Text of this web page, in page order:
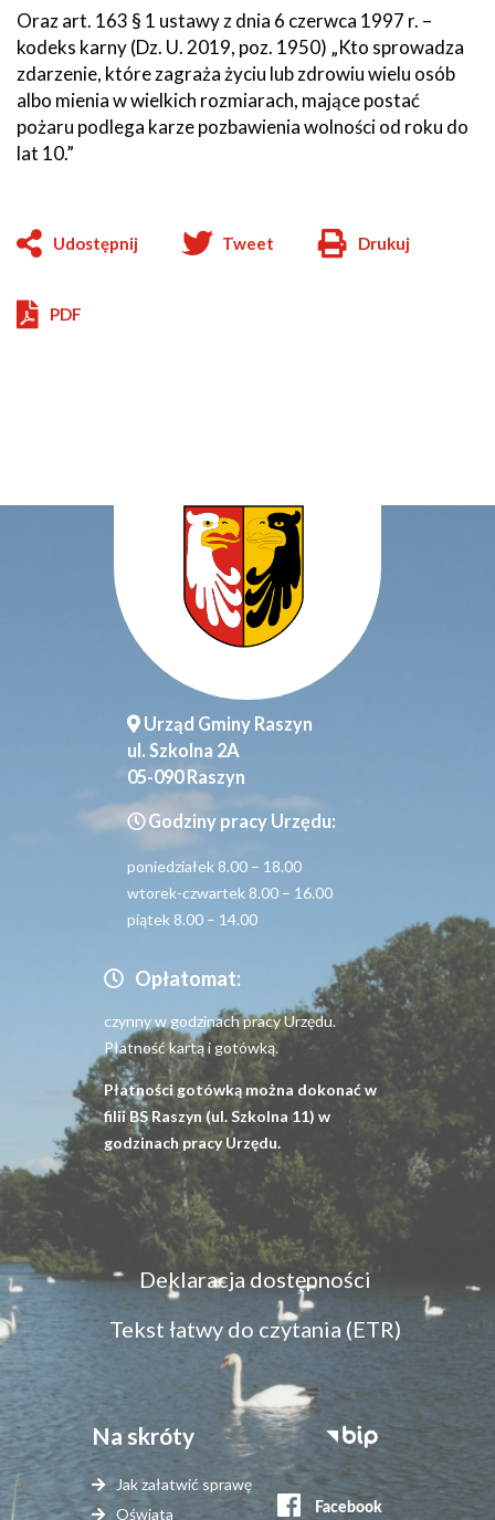
Oraz art. 163 § 1 ustawy z dnia 6 czerwca 1997 r. –
kodeks karny (Dz. U. 2019, poz. 1950) „Kto sprowadza
zdarzenie, które zagraża życiu lub zdrowiu wielu osób
albo mienia w wielkich rozmiarach, mające postać
pożaru podlega karze pozbawienia wolności od roku do
lat 10.”
Udostępnij Tweet
Will
Drukuj
PDF
Urząd Gminy Raszyn
ul. Szkolna 2A
05-090 Raszyn
Godziny pracy Urzędu:
poniedziałek 8.00 – 18.00
wtorek-czwartek 8.00 – 16.00
piątek 8.00 – 14.00
Opłatomat:
czynny w godzinach pracy Urzędu.
Płatność kartą i gotówką.
Płatności gotówką można dokonać w
filii BS Raszyn (ul. Szkolna 11) w
godzinach pracy Urzędu.
Menu
dostępność
Deklaracja dostępności
Tekst łatwy do czytania (ETR)
Na skróty
Jak załatwić sprawę
Oświata
Stopka
serwisy
zewnętrzne